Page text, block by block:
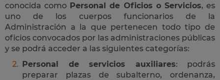
conocida como Personal de Oficios o Servicios, es
uno de los cuerpos funcionarios de la
Administración a la que pertenecen todo tipo de
oficios convocados por las administraciones públicas
y se podrá acceder a las siguientes categorías:
Personal de servicios auxiliares: podrás
preparar plazas de subalterno, ordenanza,